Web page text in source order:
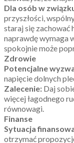
Dla osób w
przyszłości,
staraj się zachować
naprawdę wymaga
spokojnie może
Zdrowie
Potencjalne
napięcie dolnych
Zalecenie: Daj
więcej łagodnego
równowagi.
Finanse
Sytuacja
otrzymać